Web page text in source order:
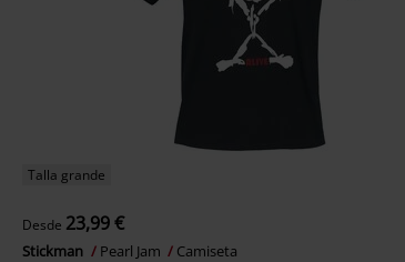
Talla grande
Desde 23,99 €
Stickman Pearl Jam Camiseta